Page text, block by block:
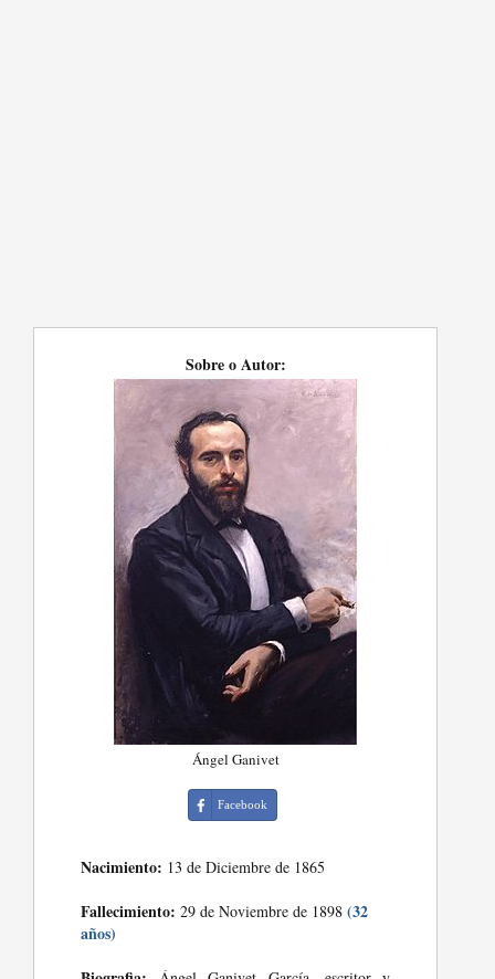
Sobre o Autor:
Ángel Ganivet
Facebook
Nacimiento: 13 de Diciembre de 1865
Fallecimiento: 29 de Noviembre de 1898(32
años)